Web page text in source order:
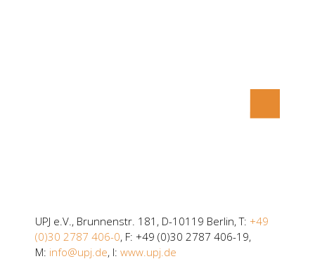
UPJ e.V., Brunnenstr. 181, D-10119 Berlin, T: +49
(0)30 2787 406-0, F: +49 (0)30 2787 406-19,
M: info@upj.de, I: www.upj.de